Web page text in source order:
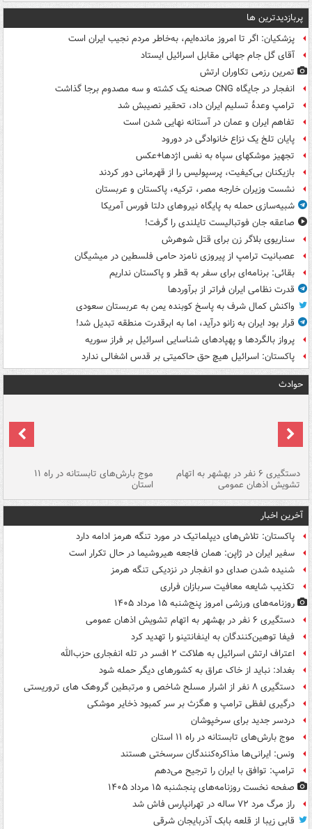
پربازدیدترین ها
پزشکیان: اگر تا امروز مانده‌ایم، به‌خاطر مردم نجیب ایران است
آقای گل جام جهانی مقابل اسرائیل ایستاد
تمرین رزمی تکاوران ارتش
انفجار در جایگاه CNG صحنه یک کشته و سه مصدوم برجا گذاشت
ترامپ وعدۀ تسلیم ایران داد، تحقیر نصیبش شد
تفاهم ایران و عمان در آستانه نهایی شدن است
پایان تلخ یک نزاع خانوادگی در دورود
تجهیز موشکهای سپاه به نفس اژدها+عکس
بازیکنان بی‌کیفیت، پرسپولیس را از قهرمانی دور کردند
نشست وزیران خارجه مصر، ترکیه، پاکستان و عربستان
شبیه‌سازی حمله به پایگاه نیروهای دلتا فورس آمریکا
صاعقه جان فوتبالیست تایلندی را گرفت!
سناریوی بلاگر زن برای قتل شوهرش
عصبانیت ترامپ از پیروزی نامزد حامی فلسطین در میشیگان
بقائی: برنامه‌ای برای سفر به قطر و پاکستان نداریم
قدرت نظامی ایران فراتر از برآوردها
واکنش کمال شرف به پاسخ کوبنده یمن به عربستان سعودی
قرار بود ایران به زانو درآید، اما به ابرقدرت منطقه تبدیل شد!
پرواز بالگردها و پهپادهای شناسایی اسرائیل بر فراز سوریه
پاکستان: اسرائیل هیچ حق حاکمیتی بر قدس اشغالی ندارد
حوادث
دستگیری ۶ نفر در بهشهر به اتهام
تشویش اذهان عمومی
موج بارش‌های تابستانه در راه ۱۱
استان
آخرین اخبار
پاکستان: تلاش‌های دیپلماتیک در مورد تنگه هرمز ادامه دارد
سفیر ایران در ژاپن: همان فاجعه هیروشیما در حال تکرار است
شنیده شدن صدای دو انفجار در نزدیکی تنگه هرمز
تکذیب شایعه معافیت سربازان فراری
روزنامه‌های ورزشی امروز پنج‌شنبه ۱۵ مرداد ۱۴۰۵
دستگیری ۶ نفر در بهشهر به اتهام تشویش اذهان عمومی
فیفا توهین‌کنندگان به اینفانتینو را تهدید کرد
اعتراف ارتش اسرائیل به هلاکت ۲ افسر در تله انفجاری حزب‌الله
بغداد: نباید از خاک عراق به کشورهای دیگر حمله شود
دستگیری ۸ نفر از اشرار مسلح شاخص و مرتبطین گروهک های تروریستی
درگیری لفظی ترامپ و هگزث بر سر کمبود ذخایر موشکی
دردسر جدید برای سرخپوشان
موج بارش‌های تابستانه در راه ۱۱ استان
ونس: ایرانی‌ها مذاکره‌کنندگان سرسختی هستند
ترامپ: توافق با ایران را ترجیح می‌دهم
صفحه نخست روزنامه‌های پنجشنبه ۱۵ مرداد ۱۴۰۵
راز مرگ مرد ۷۲ ساله در تهرانپارس فاش شد
قابی زیبا از قلعه بابک آذربایجان شرقی